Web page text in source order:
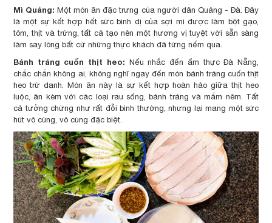
Mì Quảng: Một món ăn đặc trưng của người dân Quảng - Đà. Đây
là một sự kết hợp hết sức bình dị của sợi mì được làm bột gạo,
tôm, thịt và trứng, tất cả tạo nên một hương vị tuyệt vời sẵn sàng
làm say lòng bất cứ những thực khách đã từng nếm qua.
Bánh tráng cuốn thịt heo: Nếu nhắc đến ẩm thực Đà Nẵng,
chắc chắn không ai, không nghĩ ngay đến món bánh tráng cuốn thịt
heo trứ danh. Món ăn này là sự kết hợp hoàn hảo giữa thịt heo
luộc, ăn kèm với các loại rau sống, bánh tráng và mắm nêm. Tất
cả tưởng chừng như rất đỗi bình thường, nhưng lại mang một sức
hút vô cùng, vô cùng đặc biệt.